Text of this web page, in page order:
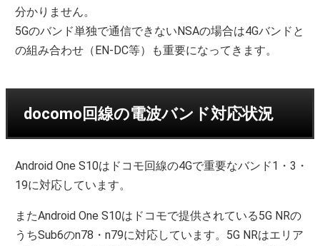
分かりません。
5Gのバンド単独で通信できないNSAの場合は4Gバンドと
の組み合わせ（EN-DC等）も重要になってきます。
docomo回線の電波バンド対応状況
Android One S10はドコモ回線の4Gで重要なバンド1・3・
19に対応しています。
またAndroid One S10はドコモで提供されている5G NRの
うちSub6のn78・n79に対応しています。5G NRはエリア